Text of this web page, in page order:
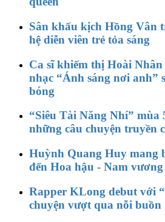
Sân khấu kịch Hồng Vân
hệ diễn viên trẻ tỏa sáng
Ca sĩ khiếm thị Hoài
nhạc “Ánh sáng nơi anh”
bóng
“Siêu Tài Năng Nhí” mùa
những câu chuyện truyền
Huỳnh Quang Huy mang
đến Hoa hậu - Nam
Rapper KLong debut với
chuyện vượt qua nỗi buồn